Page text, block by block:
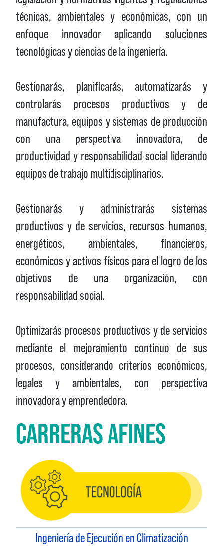
técnicas, ambientales y económicas, con un
enfoque innovador aplicando soluciones
tecnológicas y ciencias de la ingeniería.
Gestionarás, planificarás, automatizarás y
controlarás procesos productivos y de
manufactura, equipos y sistemas de producción
con una perspectiva innovadora, de
productividad y responsabilidad social liderando
equipos de trabajo multidisciplinarios.
Gestionarás y administrarás sistemas
productivos y de servicios, recursos humanos,
energéticos, ambientales, financieros,
económicos y activos físicos para el logro de los
objetivos de una organización, con
responsabilidad social.
Optimizarás procesos productivos y de servicios
mediante el mejoramiento continuo de sus
procesos, considerando criterios económicos,
legales y ambientales, con perspectiva
innovadora y emprendedora.
CARRERAS AFINES
Ingeniería de Ejecución en Climatización